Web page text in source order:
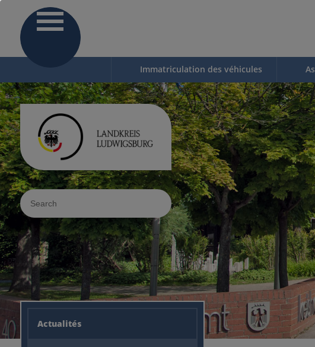
Immatriculation des véhicules
Sucheingabe
Actualités